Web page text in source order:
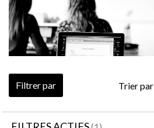
Trier par
Filtrer par